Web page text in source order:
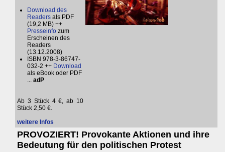
Download des
Readers als PDF
(19,2 MB) ++
Presseinfo zum
Erscheinen des
Readers
(13.12.2008)
ISBN 978-3-86747-
032-2 ++ Download
als eBook oder PDF
... adP
Ab 3 Stück 4 €, ab 10
Stück 2,50 €.
weitere Infos
PROVOZIERT! Provokante Aktionen und ihre
Bedeutung für den politischen Protest